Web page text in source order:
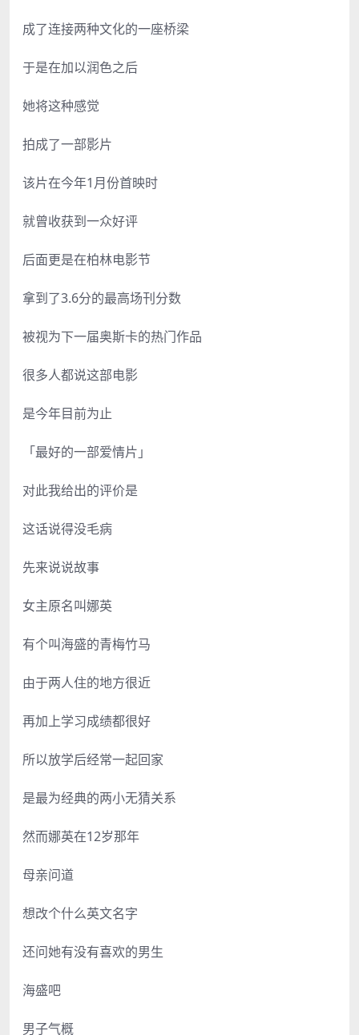
成了连接两种文化的一座桥梁
于是在加以润色之后
她将这种感觉
拍成了一部影片
该片在今年1月份首映时
就曾收获到一众好评
后面更是在柏林电影节
拿到了3.6分的最高场刊分数
被视为下一届奥斯卡的热门作品
很多人都说这部电影
是今年目前为止
「最好的一部爱情片」
对此我给出的评价是
这话说得没毛病
先来说说故事
女主原名叫娜英
有个叫海盛的青梅竹马
由于两人住的地方很近
再加上学习成绩都很好
所以放学后经常一起回家
是最为经典的两小无猜关系
然而娜英在12岁那年
母亲问道
想改个什么英文名字
还问她有没有喜欢的男生
海盛吧
男子气概